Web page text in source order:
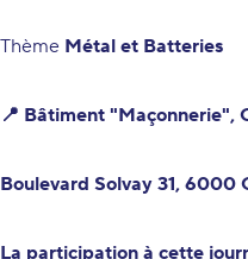
Thème Métal et Batteries
📍 Bâtiment "Maçonnerie",
Boulevard Solvay 31, 6000
La participation à cette